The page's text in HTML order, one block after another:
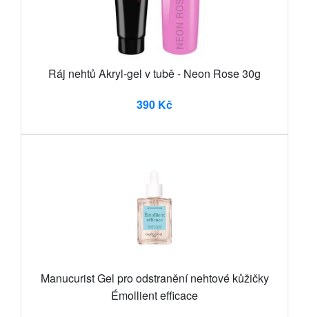
Ráj nehtů Akryl-gel v tubě - Neon Rose 30g
390 Kč
Manucurist Gel pro odstranění nehtové kůžičky
Émollient efficace